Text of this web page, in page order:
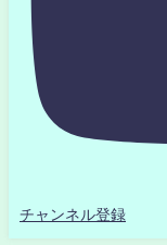
チャンネル登録